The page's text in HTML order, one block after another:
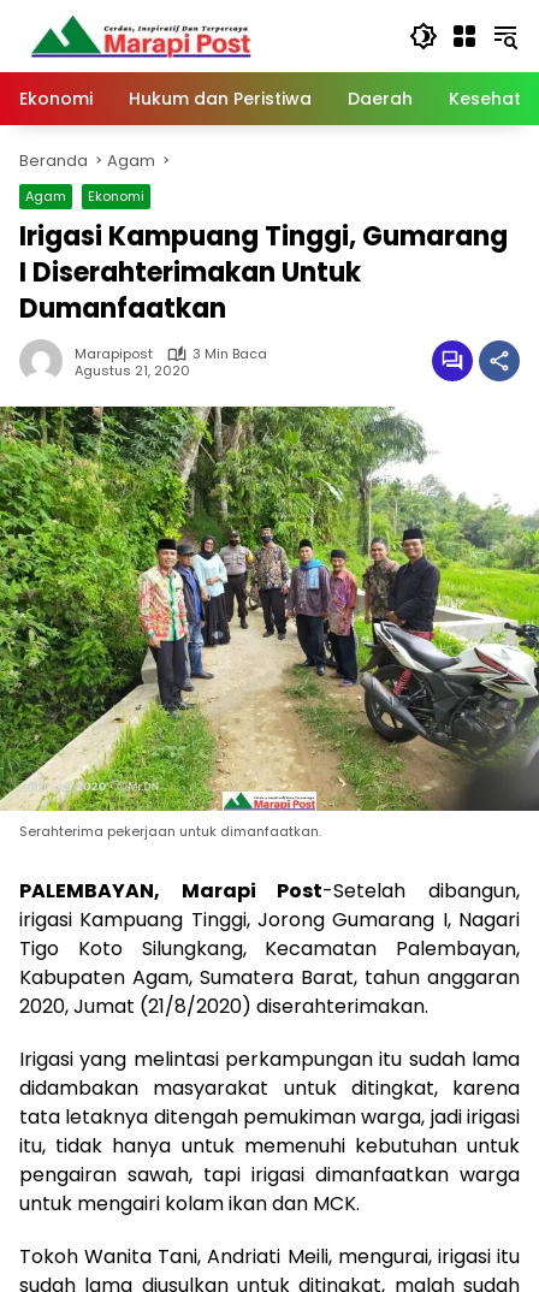
Langsung
konten
Ekonomi
Hukum dan Peristiwa Daerah
Beranda Agam
Agam Ekonomi
Irigasi Kampuang Tinggi, Gumarang
I Diserahterimakan Untuk
Dumanfaatkan
Marapipost
3 Min Baca
Agustus 21, 2020
Serahterima pekerjaan untuk dimanfaatkan.
PALEMBAYAN, Marapi Post-Setelah dibangun,
irigasi Kampuang Tinggi, Jorong Gumarang I, Nagari
Tigo Koto Silungkang, Kecamatan Palembayan,
Kabupaten Agam, Sumatera Barat, tahun anggaran
2020, Jumat (21/8/2020) diserahterimakan.
Irigasi yang melintasi perkampungan itu sudah lama
didambakan masyarakat untuk ditingkat, karena
tata letaknya ditengah pemukiman warga, jadi irigasi
itu, tidak hanya untuk memenuhi kebutuhan untuk
pengairan sawah, tapi irigasi dimanfaatkan warga
untuk mengairi kolam ikan dan MCK.
Tokoh Wanita Tani, Andriati Meili, mengurai, irigasi itu
sudah lama diusulkan untuk ditingkat, malah sudah